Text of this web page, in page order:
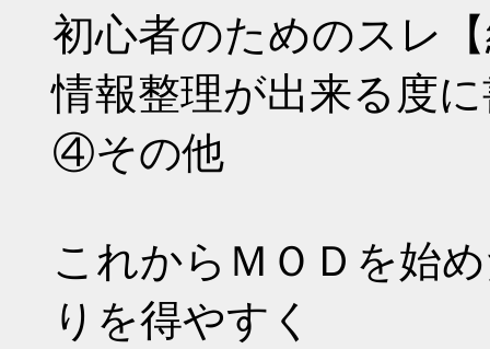
初心者のためのスレ
情報整理が出来る度
④その他
これからＭＯＤを始
りを得やすく